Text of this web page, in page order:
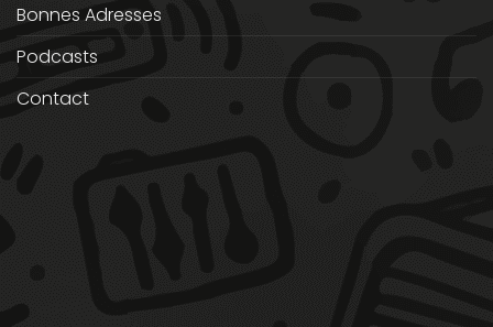
Bonnes Adresses
Podcasts
Contact